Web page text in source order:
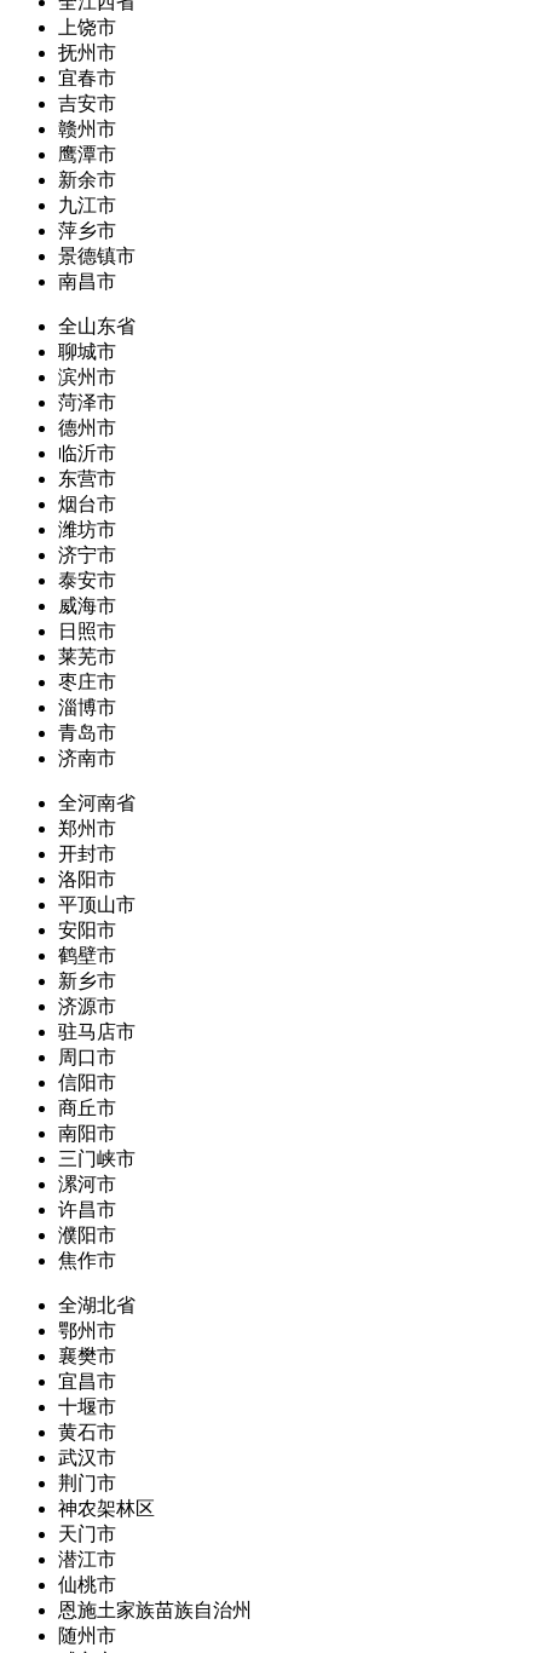
上饶市
抚州市
宜春市
吉安市
赣州市
鹰潭市
新余市
九江市
萍乡市
景德镇市
南昌市
全山东省
聊城市
滨州市
菏泽市
德州市
临沂市
东营市
烟台市
潍坊市
济宁市
泰安市
威海市
日照市
莱芜市
枣庄市
淄博市
青岛市
济南市
全河南省
郑州市
开封市
洛阳市
平顶山市
安阳市
鹤壁市
新乡市
济源市
驻马店市
周口市
信阳市
商丘市
南阳市
三门峡市
漯河市
许昌市
濮阳市
焦作市
全湖北省
鄂州市
襄樊市
宜昌市
十堰市
黄石市
武汉市
荆门市
神农架林区
天门市
潜江市
仙桃市
恩施土家族苗族自治州
随州市